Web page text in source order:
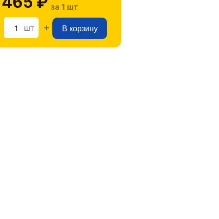
за 1 шт
шт В корзину